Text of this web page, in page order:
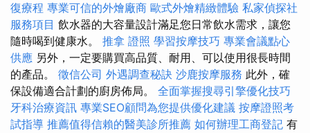
復療程 專業可信的外燴廠商 歐式外燴精緻體驗 私家偵探社
服務項目 飲水器的大容量設計滿足您日常飲水需求，讓您
隨時喝到健康水。 推拿 證照 學習按摩技巧 專業會議點心
供應 另外，一定要購買高品質、耐用、可以使用很長時間
的產品。 徵信公司 外遇調查秘訣 沙鹿按摩服務 此外，確
保設備適合計劃的廚房佈局。 全面掌握搜尋引擎優化技巧
牙科治療資訊 專業SEO顧問為您提供優化建議 按摩證照考
試指導 推薦值得信賴的醫美診所推薦 如何辦理工商登記 有